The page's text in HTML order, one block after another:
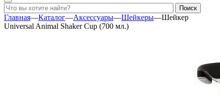
Главная—Каталог—Аксессуары—Шейкеры—Шейкер
Universal Animal Shaker Cup (700 мл.)